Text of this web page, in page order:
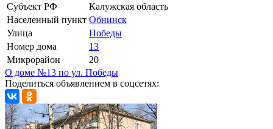
Субъект РФ
Калужская область
Населенный пункт Обнинск
Улица
Победы
Номер дома
13
Микрорайон
20
О доме №13 по ул. Победы
Поделиться объявлением в соцсетях: